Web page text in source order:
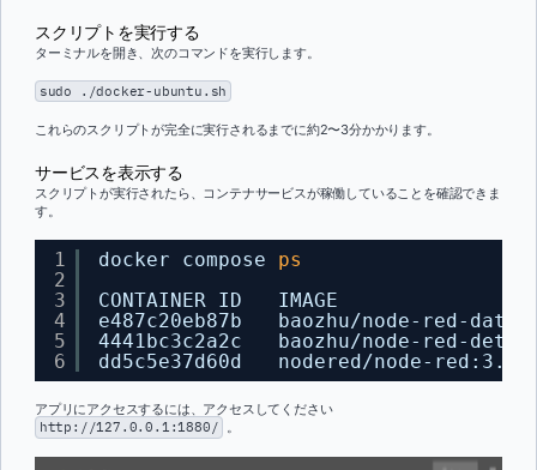
スクリプトを実行する
ターミナルを開き、次のコマンドを実行します。
sudo ./docker-ubuntu.sh
これらのスクリプトが完全に実行されるまでに約2〜3分かかります。
サービスを表示する
スクリプトが実行されたら、コンテナサービスが稼働していることを確認できま
す。
1
2
3
4
5
6
docker compose ps
CONTAINER ID   IMAGE
e487c20eb87b   baozhu/node-red-
4441bc3c2a2c   baozhu/node-red-
dd5c5e37d60d   nodered /node-red
アプリにアクセスするには、アクセスしてください
http://127.0.0.1:1880/ 。